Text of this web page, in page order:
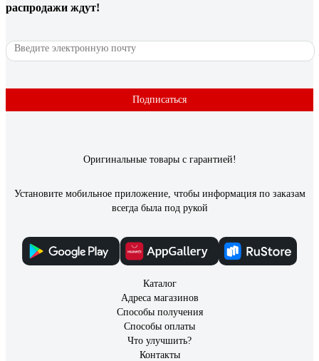
распродажи ждут!
Подписаться
Оригинальные товары с гарантией!
Установите мобильное приложение, чтобы информация по заказам
всегда была под рукой
Каталог
Адреса магазинов
Способы получения
Способы оплаты
Что улучшить?
Контакты